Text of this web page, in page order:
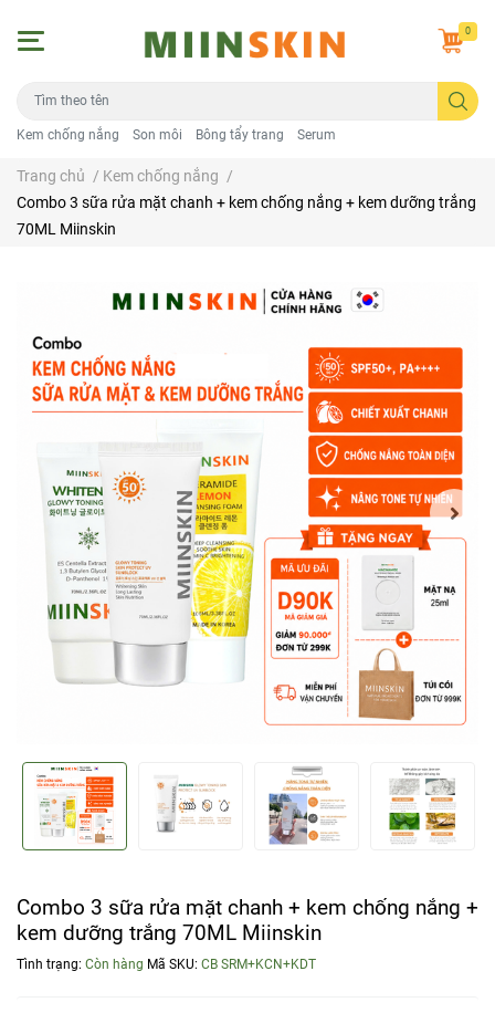
Kem chống nắng Son môi Bông tẩy trang Serum
0
Trang chủ / Kem chống nắng /
Combo 3 sữa rửa mặt chanh + kem chống nắng + kem dưỡng trắng
70ML Miinskin
Combo 3 sữa rửa mặt chanh + kem chống nắng +
kem dưỡng trắng 70ML Miinskin
Tình trạng: Còn hàng Mã SKU: CB SRM+KCN+KDT